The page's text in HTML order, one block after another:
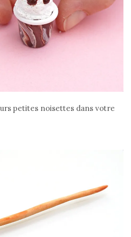
petites noisettes dans votre